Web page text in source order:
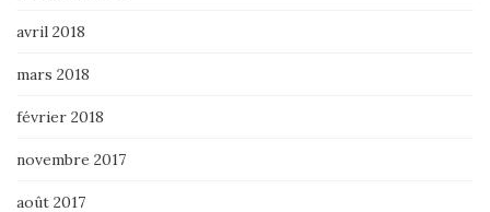
avril 2018
mars 2018
février 2018
novembre 2017
août 2017